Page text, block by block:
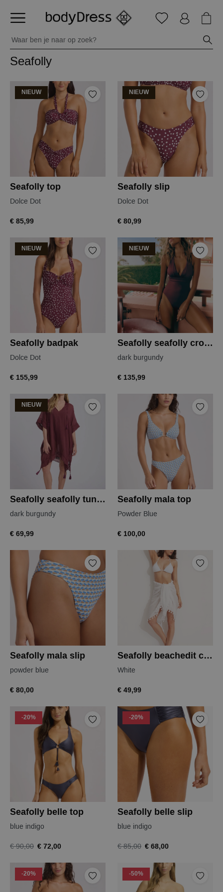
Seafolly
NIEUW
Seafolly top
Dolce Dot
€ 85,99
NIEUW
Seafolly slip
Dolce Dot
€ 80,99
NIEUW
Seafolly badpak
Dolce Dot
€ 155,99
NIEUW
Seafolly seafolly cross back badpak
dark burgundy
€ 135,99
NIEUW
Seafolly seafolly tuniek
dark burgundy
€ 69,99
Seafolly mala top
Powder Blue
€ 100,00
Seafolly mala slip
powder blue
€ 80,00
Seafolly beachedit cotton pareo
White
€ 49,99
-20%
Seafolly belle top
blue indigo
€ 90,00 € 72,00
-20%
Seafolly belle slip
blue indigo
€ 85,00 € 68,00
-20% -50%